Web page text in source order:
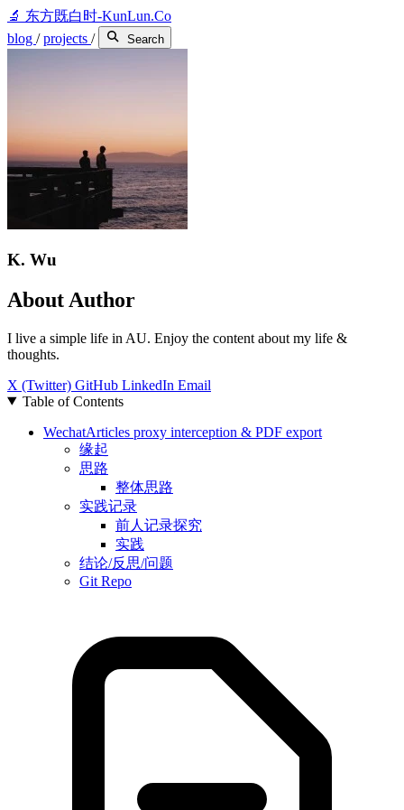
🔬 东方既白时-KunLun.Co
blog /projects / Search
K. Wu
About Author
I live a simple life in AU. Enjoy the content about my life &
thoughts.
X (Twitter) GitHub LinkedIn Email
Table of Contents
WechatArticles proxy interception & PDF export
缘起
思路
整体思路
实践记录
前人记录探究
实践
结论/反思/问题
Git Repo